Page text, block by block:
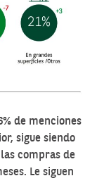
de menciones
sigue siendo
compras de
Le siguen